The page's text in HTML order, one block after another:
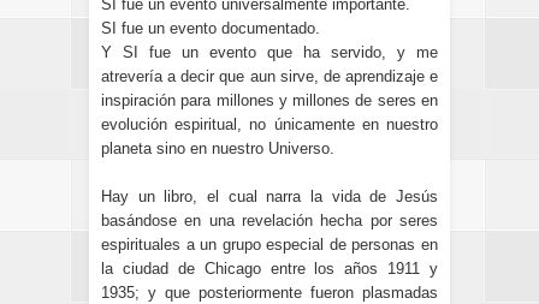
SI fue un evento universalmente importante.
SI fue un evento documentado.
Y SI fue un evento que ha servido, y me
atrevería a decir que aun sirve, de aprendizaje e
inspiración para millones y millones de seres en
evolución espiritual, no únicamente en nuestro
planeta sino en nuestro Universo.
Hay un libro, el cual narra la vida de Jesús
basándose en una revelación hecha por seres
espirituales a un grupo especial de personas en
la ciudad de Chicago entre los años 1911 y
1935; y que posteriormente fueron plasmadas